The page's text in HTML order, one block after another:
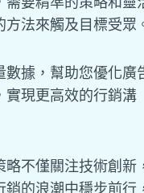
法來觸及目標受眾
據，幫助您優化廣
實現更高效的行銷溝
不僅關注技術創新
的浪潮中穩步前行